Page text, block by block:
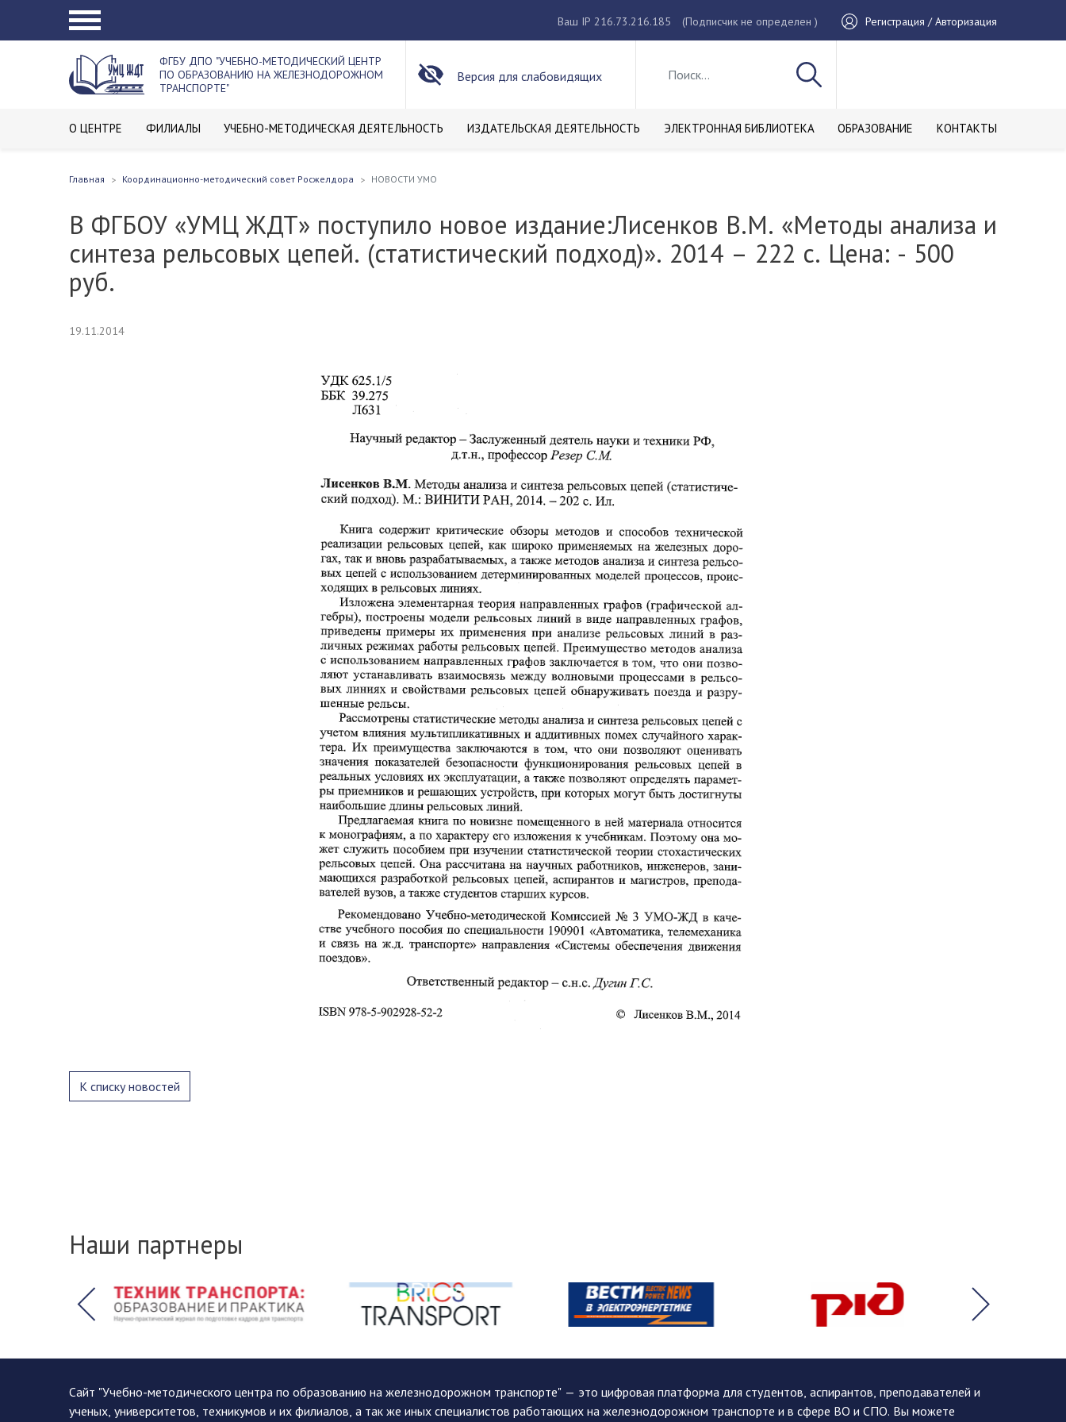
Ваш IP 216.73.216.185 (Подписчик не определен ) Регистрация / Авторизация
ФГБУ ДПО "УЧЕБНО-МЕТОДИЧЕСКИЙ ЦЕНТР
ПО ОБРАЗОВАНИЮ НА ЖЕЛЕЗНОДОРОЖНОМ
ТРАНСПОРТЕ"
Версия для слабовидящих
О ЦЕНТРЕ ФИЛИАЛЫ УЧЕБНО-МЕТОДИЧЕСКАЯ ДЕЯТЕЛЬНОСТЬ ИЗДАТЕЛЬСКАЯ ДЕЯТЕЛЬНОСТЬ ЭЛЕКТРОННАЯ БИБЛИОТЕКА ОБРАЗОВАНИЕ КОНТАКТЫ
Главная Координационно-методический совет Росжелдора НОВОСТИ УМО
В ФГБОУ «УМЦ ЖДТ» поступило новое издание:Лисенков В.М. «Методы анализа и
синтеза рельсовых цепей. (статистический подход)». 2014 – 222 с. Цена: - 500
руб.
19.11.2014
К списку новостей
Наши партнеры
Сайт "Учебно-методического центра по образованию на железнодорожном транспорте" — это цифровая платформа для студентов, аспирантов, преподавателей и
ученых, университетов, техникумов и их филиалов, а так же иных специалистов работающих на железнодорожном транспорте и в сфере ВО и СПО. Вы можете